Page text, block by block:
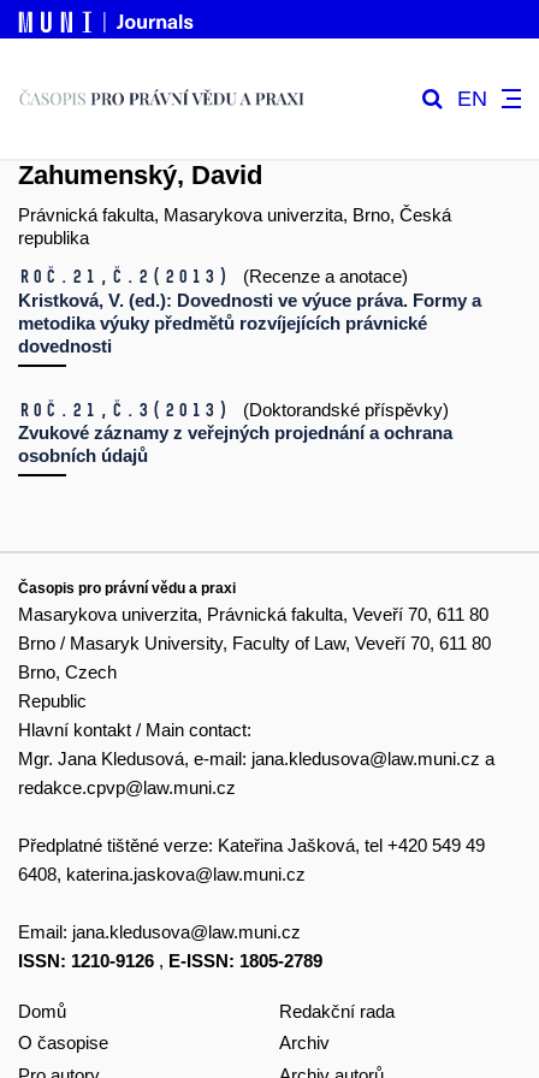
EN
Zahumenský, David
Právnická fakulta, Masarykova univerzita, Brno, Česká
republika
Roč.21, č.2 (2013)
(Recenze a anotace)
Kristková, V. (ed.): Dovednosti ve výuce práva. Formy a
metodika výuky předmětů rozvíjejících právnické
dovednosti
Roč.21, č.3 (2013)
(Doktorandské příspěvky)
Zvukové záznamy z veřejných projednání a ochrana
osobních údajů
Časopis pro právní vědu a praxi
Masarykova univerzita, Právnická fakulta, Veveří 70, 611 80
Brno / Masaryk University, Faculty of Law, Veveří 70, 611 80
Brno, Czech
Republic
Hlavní kontakt / Main contact:
Mgr. Jana Kledusová, e-mail: jana.kledusova@law.muni.cz a
redakce.cpvp@law.muni.cz
Předplatné tištěné verze: Kateřina Jašková, tel +420 549 49
6408, katerina.jaskova@law.muni.cz
Email: jana.kledusova@law.muni.cz
ISSN: 1210-9126 , E-ISSN: 1805-2789
Domů
O časopise
Redakční rada
Archiv